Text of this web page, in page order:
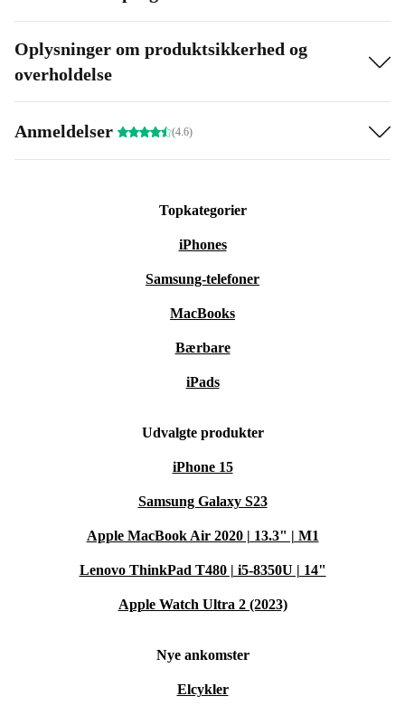
Oplysninger om produktsikkerhed og
overholdelse
Anmeldelser (4.6)
Topkategorier
iPhones
Samsung-telefoner
MacBooks
Bærbare
iPads
Udvalgte produkter
iPhone 15
Samsung Galaxy S23
Apple MacBook Air 2020 | 13.3" | M1
Lenovo ThinkPad T480 | i5-8350U | 14"
Apple Watch Ultra 2 (2023)
Nye ankomster
Elcykler